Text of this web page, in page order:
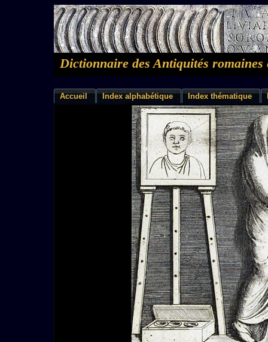
Dictionnaire des Antiquités romaines
Accueil Index alphabétique Index thématique